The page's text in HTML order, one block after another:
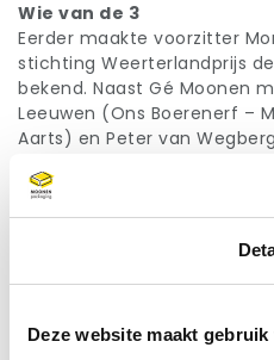
Deze website maakt
Wie van de 3
Eerder maakte voorzitter
stichting Weerterlandprijs
bekend. Naast Gé Moonen
Leeuwen (Ons Boerenerf –
Aarts) en Peter van
bijzondere
doorslaggevend.
Voor de uitreiking
leverancier in verpakkingen